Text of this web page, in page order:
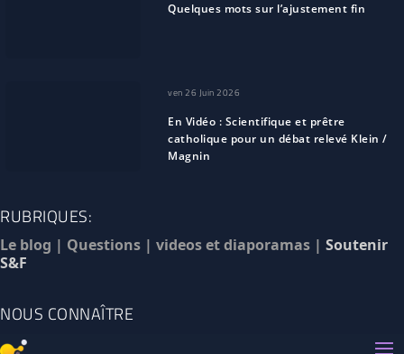
Quelques mots sur l’ajustement fin
ven 26 Juin 2026
En Vidéo : Scientifique et prêtre
catholique pour un débat relevé Klein /
Magnin
RUBRIQUES:
Le blog | Questions | videos et diaporamas | Soutenir
S&F
NOUS CONNAÎTRE